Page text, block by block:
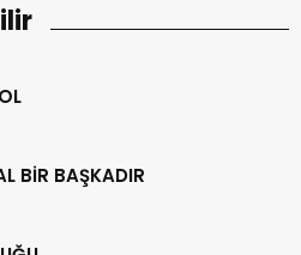
BİR BAŞKADIR